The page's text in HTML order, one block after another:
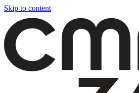
Skip to content